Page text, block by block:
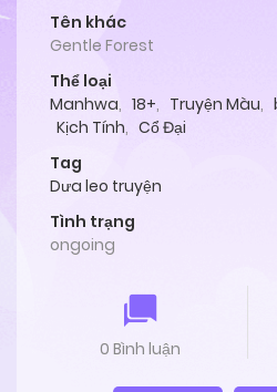
Tên khác
Gentle Forest
Thể loại
Manhwa, 18+, Truyện Màu,
Kịch Tính, Cổ Đại
Tag
Dưa leo truyện
Tình trạng
ongoing
0 Bình luận